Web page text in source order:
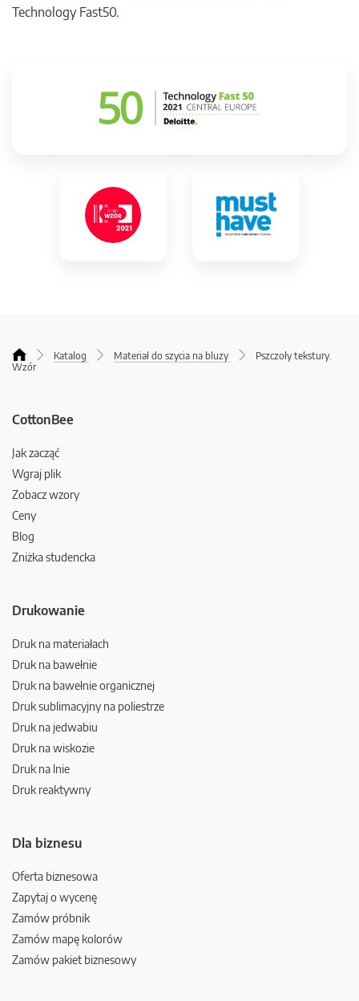
Technology Fast50.
Katalog Materiał do szycia na bluzy
Pszczoły tekstury.
Wzór
CottonBee
Jak zacząć
Wgraj plik
Zobacz wzory
Ceny
Blog
Zniżka studencka
Drukowanie
Druk na materiałach
Druk na bawełnie
Druk na bawełnie organicznej
Druk sublimacyjny na poliestrze
Druk na jedwabiu
Druk na wiskozie
Druk na lnie
Druk reaktywny
Dla biznesu
Oferta biznesowa
Zapytaj o wycenę
Zamów próbnik
Zamów mapę kolorów
Zamów pakiet biznesowy